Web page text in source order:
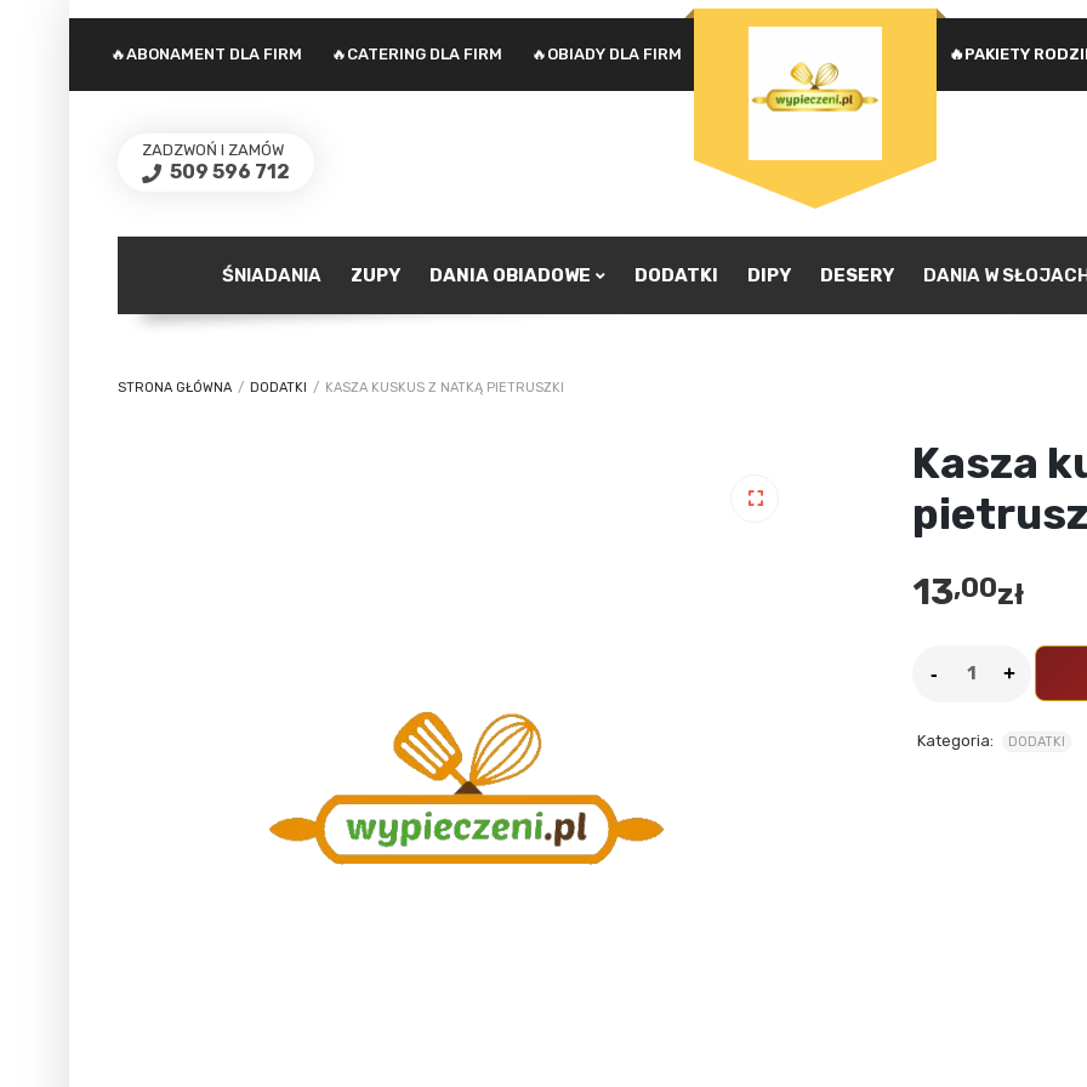
🔥PAKIETY
🔥ABONAMENT DLA FIRM 🔥CATERING DLA FIRM 🔥OBIADY DLA FIRM
ZADZWOŃ I ZAMÓW
509 596 712
ZALOGUJ SIĘ
Nie pamiętasz hasła?
ŚNIADANIA ZUPY DANIA OBIADOWE DODATKI DIPY DESERY DANIA W
STRONA GŁÓWNA / DODATKI / KASZA KUSKUS Z NATKĄ PIETRUSZKI
Kasza
13,00zł
Kategoria: DODATKI